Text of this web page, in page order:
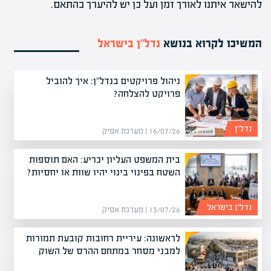
להישאר איתנו לאורך זמן ועל כן יש להיערך בהתאם.
המשיכו לקרוא בנושא נדל”ן בישראל
ניהול פרויקטים בנדל"ן: איך להוביל
פרויקט להצלחה?
16/07/26 | מערכת אפיק נדל”ן
בית המשפט העליון יכריע: האם תוספות
השטח בפינוי בינוי יהיו שוות או יחסיות?
13/07/26 | מערכת אפיק נדל”ן בישראל
לראשונה: עיריית רחובות קובעת תמורות
למבני מסחר במתחם ההרס של השוק